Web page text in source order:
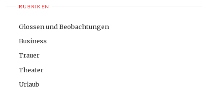
RUBRIKEN
Glossen und Beobachtungen
Business
Trauer
Theater
Urlaub